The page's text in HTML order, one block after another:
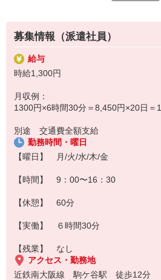
※長期のお仕事です。
募集情報（派遣社員）
給与
時給1,300円
月収例：
1300円×6時間30分＝8,450円×20日＝
別途 交通費全額支給
勤務時間・曜日
【曜日】 月/火/水/木/金
【時間】 9：00〜16：30
【休憩】 60分
【実働】 ６時間30分
【残業】 なし
アクセス・勤務地
近鉄南大阪線 駒ケ谷駅 徒歩12分